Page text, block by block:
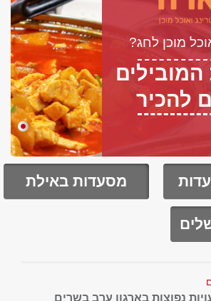
מוכן לחג?
להכיר
מסעדות באילת